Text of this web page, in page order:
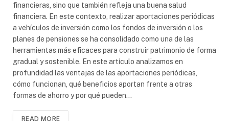
financieras, sino que también refleja una buena salud
financiera. En este contexto, realizar aportaciones periódicas
a vehículos de inversión como los fondos de inversión o los
planes de pensiones se ha consolidado como una de las
herramientas más eficaces para construir patrimonio de forma
gradual y sostenible. En este artículo analizamos en
profundidad las ventajas de las aportaciones periódicas,
cómo funcionan, qué beneficios aportan frente a otras
formas de ahorro y por qué pueden…
READ MORE